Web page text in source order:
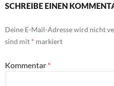
SCHREIBE EINEN
Deine E-Mail-Adresse wird nicht
sind mit * markiert
Kommentar *